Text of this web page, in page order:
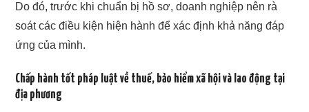
Do đó, trước khi chuẩn bị hồ sơ, doanh nghiệp nên rà
soát các điều kiện hiện hành để xác định khả năng đáp
ứng của mình.
Chấp hành tốt pháp luật về thuế, bảo hiểm xã hội và lao động tại
địa phương